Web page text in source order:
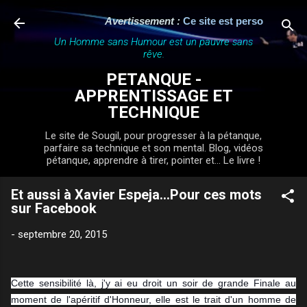
Accéder au contenu principal
Avertissement : Ce site est personnel,
Un Homme sans Humour est un pauvre sans
rêve.
PETANQUE -
APPRENTISSAGE ET
TECHNIQUE
Le site de Sougil, pour progresser à la pétanque,
parfaire sa technique et son mental. Blog, vidéos
pétanque, apprendre à tirer, pointer et... Le livre !
Et aussi à Xavier Espeja...Pour ces mots
sur Facebook
- septembre 20, 2015
Cette sensibilité là, j'y ai eu droit un soir de grande Finale au
moment de l'apéritif d'Honneur, elle est le trait d'un homme de